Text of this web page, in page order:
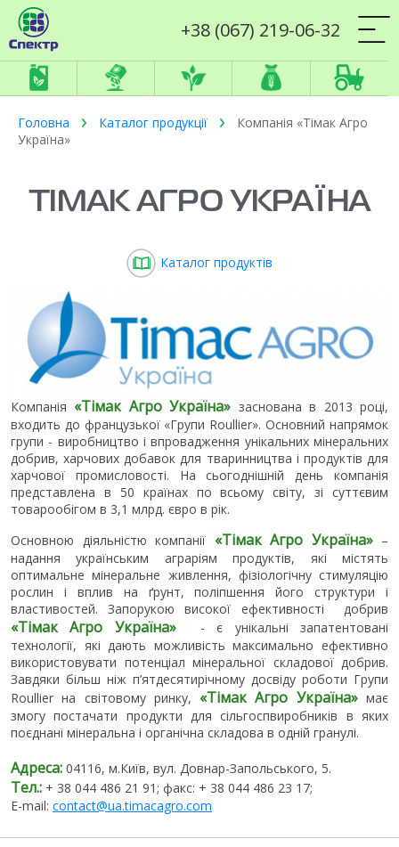
+38 (067) 219-06-32
Головна Каталог продукції
Компанія «Тімак Агро
Україна»
ТІМАК АГРО УКРАЇНА
Каталог продуктів
Компанія «Тімак Агро Україна» заснована в 2013 році,
входить до французької «Групи Roullier». Основний напрямок
групи - виробництво і впровадження унікальних мінеральних
добрив, харчових добавок для тваринництва і продуктів для
харчової промисловості. На сьогоднішній день компанія
представлена в 50 країнах по всьому світу, зі суттєвим
товарообігом в 3,1 млрд. євро в рік.
Основною діяльністю компанії «Тімак Агро Україна»–
надання українським аграріям продуктів, які містять
оптимальне мінеральне живлення, фізіологічну стимуляцію
рослин і вплив на ґрунт, поліпшення його структури і
властивостей. Запорукою високої ефективності добрив
«Тімак Агро Україна»- є унікальні запатентовані
технології, які дають можливість максимально ефективно
використовувати потенціал мінеральної складової добрив.
Завдяки більш ніж п’ятдесятирічному досвіду роботи Групи
Roullier на світовому ринку, «Тімак Агро Україна»має
змогу постачати продукти для сільгоспвиробників в яких
поєднані мінеральна і органічна складова в одній гранулі.
Адреса: 04116, м.Київ, вул. Довнар-Запольського, 5.
Тел.: + 38 044 486 21 91; факс: + 38 044 486 23 17;
E-mail: contact@ua.timacagro.com